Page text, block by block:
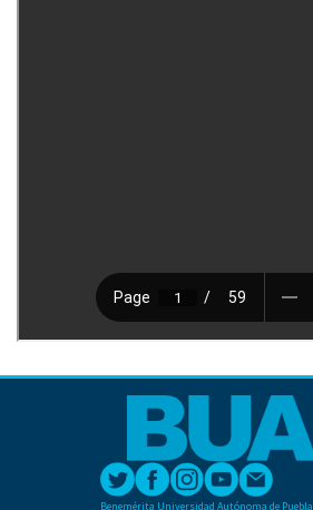
Benemérita Universidad Autónoma de Puebla